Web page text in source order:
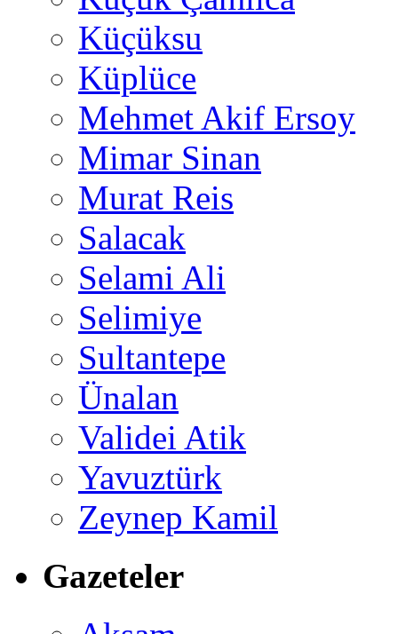
Küçüksu
Küplüce
Mehmet Akif Ersoy
Mimar Sinan
Murat Reis
Salacak
Selami Ali
Selimiye
Sultantepe
Ünalan
Validei Atik
Yavuztürk
Zeynep Kamil
Gazeteler